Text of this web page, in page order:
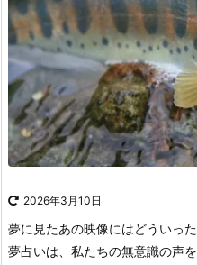
2026年3月10日
夢に見たあの映像にはどういっ
夢占いは、私たちの無意識の声